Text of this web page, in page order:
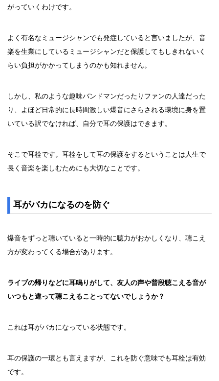
がっていくわけです。
よく有名なミュージシャンでも発症していると言いましたが、音
楽を生業にしているミュージシャンだと保護してもしきれないく
らい負担がかかってしまうのかも知れません。
しかし、私のような趣味バンドマンだったりファンの人達だった
り、よほど日常的に長時間激しい爆音にさらされる環境に身を置
いている訳でなければ、自分で耳の保護はできます。
そこで耳栓です。耳栓をして耳の保護をするということは人生で
長く音楽を楽しむためにも大切なことです。
耳がバカになるのを防ぐ
爆音をずっと聴いていると一時的に聴力がおかしくなり、聴こえ
方が変わってくる場合があります。
ライブの帰りなどに耳鳴りがして、友人の声や普段聴こえる音が
いつもと違って聴こえることってないでしょうか？
これは耳がバカになっている状態です。
耳の保護の一環とも言えますが、これを防ぐ意味でも耳栓は有効
です。